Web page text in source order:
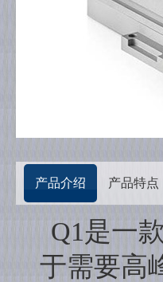
产品介绍 产品特点
Q1是一
于需要高